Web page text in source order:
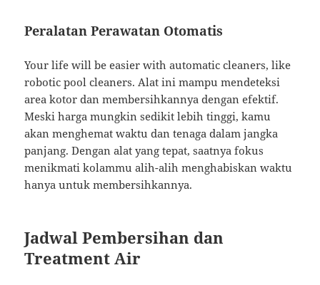
Peralatan Perawatan Otomatis
Your life will be easier with automatic cleaners, like
robotic pool cleaners. Alat ini mampu mendeteksi
area kotor dan membersihkannya dengan efektif.
Meski harga mungkin sedikit lebih tinggi, kamu
akan menghemat waktu dan tenaga dalam jangka
panjang. Dengan alat yang tepat, saatnya fokus
menikmati kolammu alih-alih menghabiskan waktu
hanya untuk membersihkannya.
Jadwal Pembersihan dan
Treatment Air